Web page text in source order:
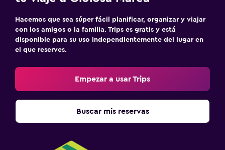
Hacemos que sea súper fácil planificar, organizar y viajar
con los amigos o la familia. Trips es gratis y está
disponible para su uso independientemente del lugar en
el que reserves.
Empezar a usar Trips
Buscar mis reservas